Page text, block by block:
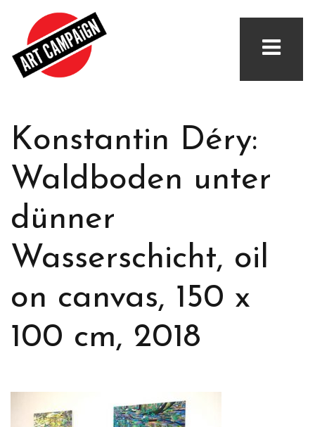
Konstantin Déry:
Waldboden unter
dünner
Wasserschicht, oil
on canvas, 150 x
100 cm, 2018